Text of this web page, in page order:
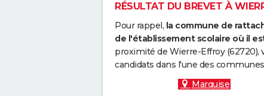
RÉSULTAT DU BREVET À
Pour rappel, la commune de
de l'établissement scolaire où il
proximité de Wierre-Effroy (62720),
candidats dans l'une des
Marquise